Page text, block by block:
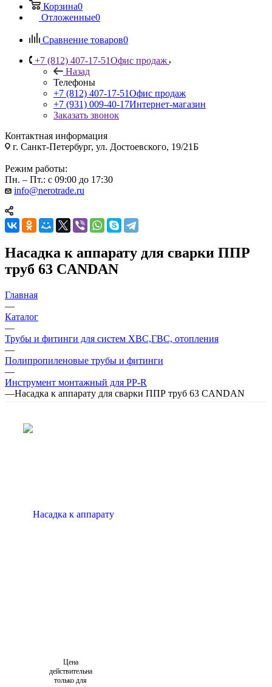
Корзина0
Отложенные0
Сравнение товаров0
+7 (812) 407-17-51Офис продаж
Назад
Телефоны
+7 (812) 407-17-51Офис продаж
+7 (931) 009-40-17Интернет-магазин
Заказать звонок
Контактная информация
г. Санкт-Петербург, ул. Достоевского, 19/21Б
Режим работы:
Пн. – Пт.: с 09:00 до 17:30
info@nerotrade.ru
Насадка к аппарату для сварки ППР
труб 63 CANDAN
Главная
—
Каталог
—
Трубы и фитинги для систем ХВС,ГВС, отопления
—
Полипропиленовые трубы и фитинги
—
Инструмент монтажный для PP-R
—Насадка к аппарату для сварки ППР труб 63 CANDAN
Цена
действительна
только для